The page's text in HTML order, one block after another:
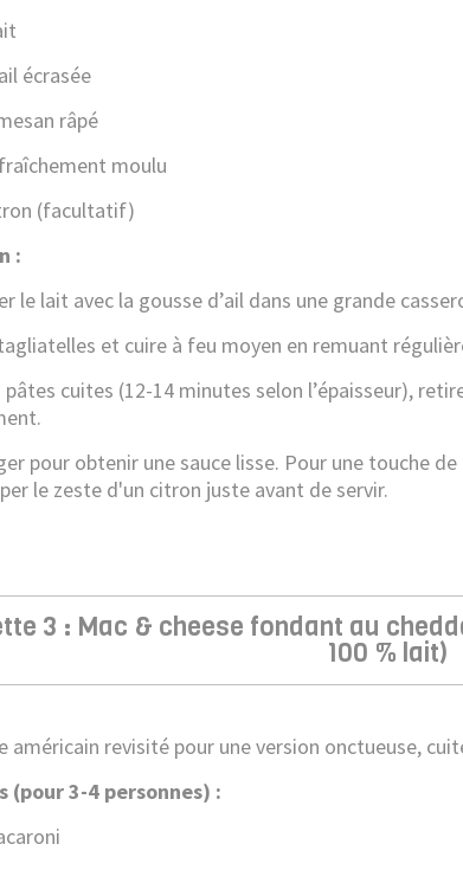
écrasée
râpé
moulu
(facultatif)
:
le lait avec la gousse d’ail dans une grande
et cuire à feu moyen en remuant
cuites (12-14 minutes selon l’épaisseur),
pour obtenir une sauce lisse. Pour une touche
le zeste d'un citron juste avant de servir.
3 : Mac & cheese fondant au
100 % lait)
américain revisité pour une version onctueuse,
(pour 3-4 personnes) :